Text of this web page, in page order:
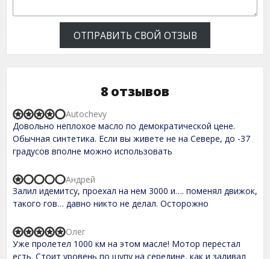
ОТПРАВИТЬ СВОЙ ОТЗЫВ
8 отзывов
R
a
t
d
,
0
o
u
f
5
Довольно неплохое масло по демократической цене.
Обычная синтетика. Если вы живете не на Севере, до -37
градусов вполне можно использовать
Autochevy
R
a
t
1
,
0
Залил идемитсу, проехал на нем 3000 и…. поменял движок,
такого гов… давно никто не делал. Осторожно
Андрей
R
a
t
Уже пролетел 1000 км на этом масле! Мотор перестал
есть. Стоит уровень по щупу на середине, как и заливал
Олег